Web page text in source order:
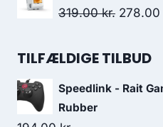
was:
319.00kr. Original
was:
278.00
TILFÆLDIGE TILBUD
Speedlink - Rait
Rubber